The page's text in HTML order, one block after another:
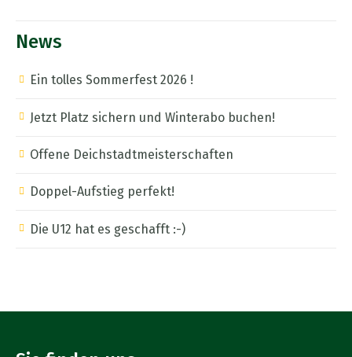
News
Ein tolles Sommerfest 2026 !
Jetzt Platz sichern und Winterabo buchen!
Offene Deichstadtmeisterschaften
Doppel-Aufstieg perfekt!
Die U12 hat es geschafft :-)